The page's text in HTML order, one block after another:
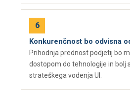
Konkurenčnost bo odvisna
Prihodnja prednost podjetij bo
dostopom do tehnologije in bolj
strateškega vodenja UI.